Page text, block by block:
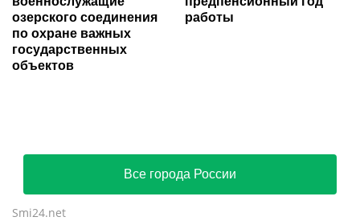
озерского соединения
по охране важных
государственных
объектов
работы
Все города России
Smi24.net